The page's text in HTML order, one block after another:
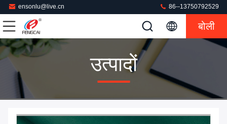
ensonlu@live.cn 86--13750792529
बोली
उत्पादों